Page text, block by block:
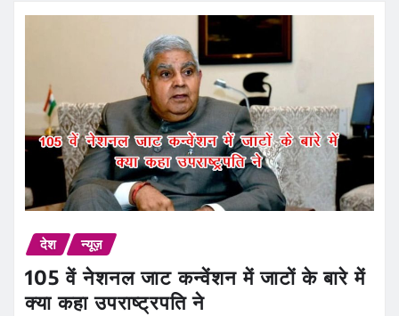
देश न्यूज़
105 वें नेशनल जाट कन्वेंशन में जाटों के बारे में
क्या कहा उपराष्ट्रपति ने